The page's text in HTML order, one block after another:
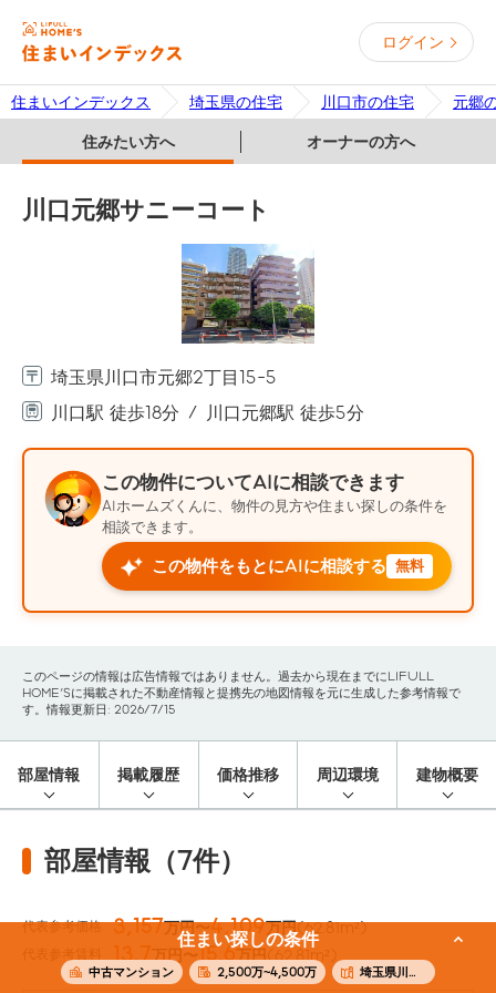
ログイン
住まいインデックス 埼玉県の住宅 川口市の住宅 元郷
住みたい方へ オーナーの方へ
住まい探しの条件
中古マンション 2,500万~4,500万 埼玉県川口市
川口元郷サニーコート
埼玉県川口市元郷2丁目15-5
川口駅 徒歩18分
川口元郷駅 徒歩5分
この物件についてAIに相談できます
AIホームズくんに、物件の見方や住まい探しの条件を
相談できます。
この物件をもとにAIに相談する 無料
このページの情報は広告情報ではありません。過去から現在までにLIFULL
HOME'Sに掲載された不動産情報と提携先の地図情報を元に生成した参考情報で
す。情報更新日: 2026/7/15
部屋情報 掲載履歴 価格推移 周辺環境 建物概要
部屋情報（7件）
代表参考価格 3,157万円〜4,109万円(62.81m²)
13.7 15.6